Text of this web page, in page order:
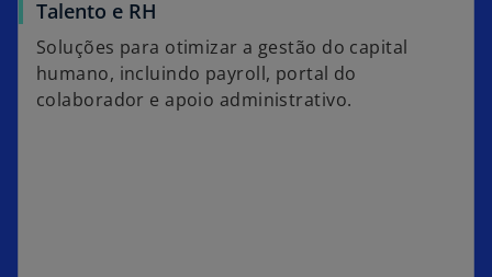
Talento e RH
Soluções para otimizar a gestão do capital
humano, incluindo payroll, portal do
colaborador e apoio administrativo.